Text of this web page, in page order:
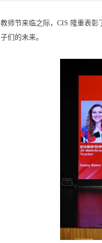
教师节来临之际，CIS 隆重表
子们的未来。